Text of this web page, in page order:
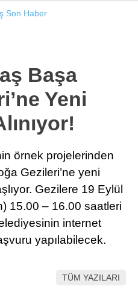
Başa
Yeni
örnek projelerinden
Gezileri’ne yeni
Gezilere 19 Eylül
15.00 – 16.00 saatleri
internet
yapılabilecek.
TÜM YAZILARI